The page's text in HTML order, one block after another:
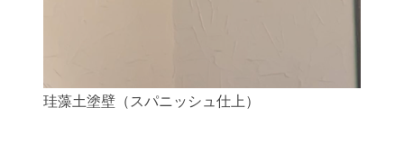
珪藻土塗壁（スパニッシュ仕上）